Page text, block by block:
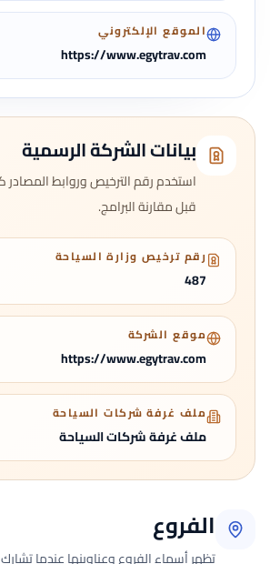
الموقع الإلكتروني
https://www.egytrav.com
بيانات الشركة الرسمية
استخدم رقم الترخيص وروابط
قبل مقارنة البرامج.
رقم ترخيص وزارة السياحة
487
موقع الشركة
https://www.egytrav.com
ملف غرفة شركات السياحة
ملف غرفة شركات السياحة
الفروع
تظهر أسماء الفروع وعناوينها عندما